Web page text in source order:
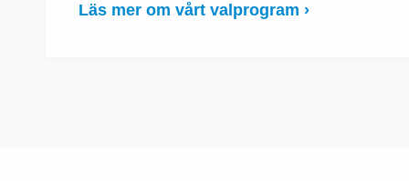
Läs mer om vårt valprogram ›